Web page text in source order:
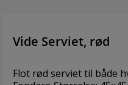
Vide Serviet, rød
Flot rød serviet til både